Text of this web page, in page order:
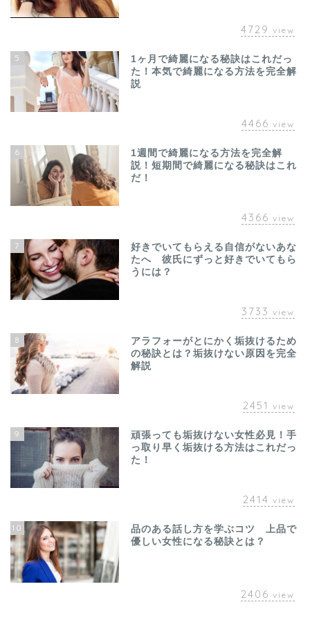
4729 view
5
1ヶ月で綺麗になる秘訣はこれだっ
た！本気で綺麗になる方法を完全解
説
4466 view
6
1週間で綺麗になる方法を完全解
説！短期間で綺麗になる秘訣はこれ
だ！
4366 view
7
好きでいてもらえる自信がないあな
たへ 彼氏にずっと好きでいてもら
うには？
3733 view
8
アラフォーがとにかく垢抜けるため
の秘訣とは？垢抜けない原因を完全
解説
2451 view
9
頑張っても垢抜けない女性必見！手
っ取り早く垢抜ける方法はこれだっ
た！
2414 view
10
品のある話し方を学ぶコツ 上品で
優しい女性になる秘訣とは？
2406 view